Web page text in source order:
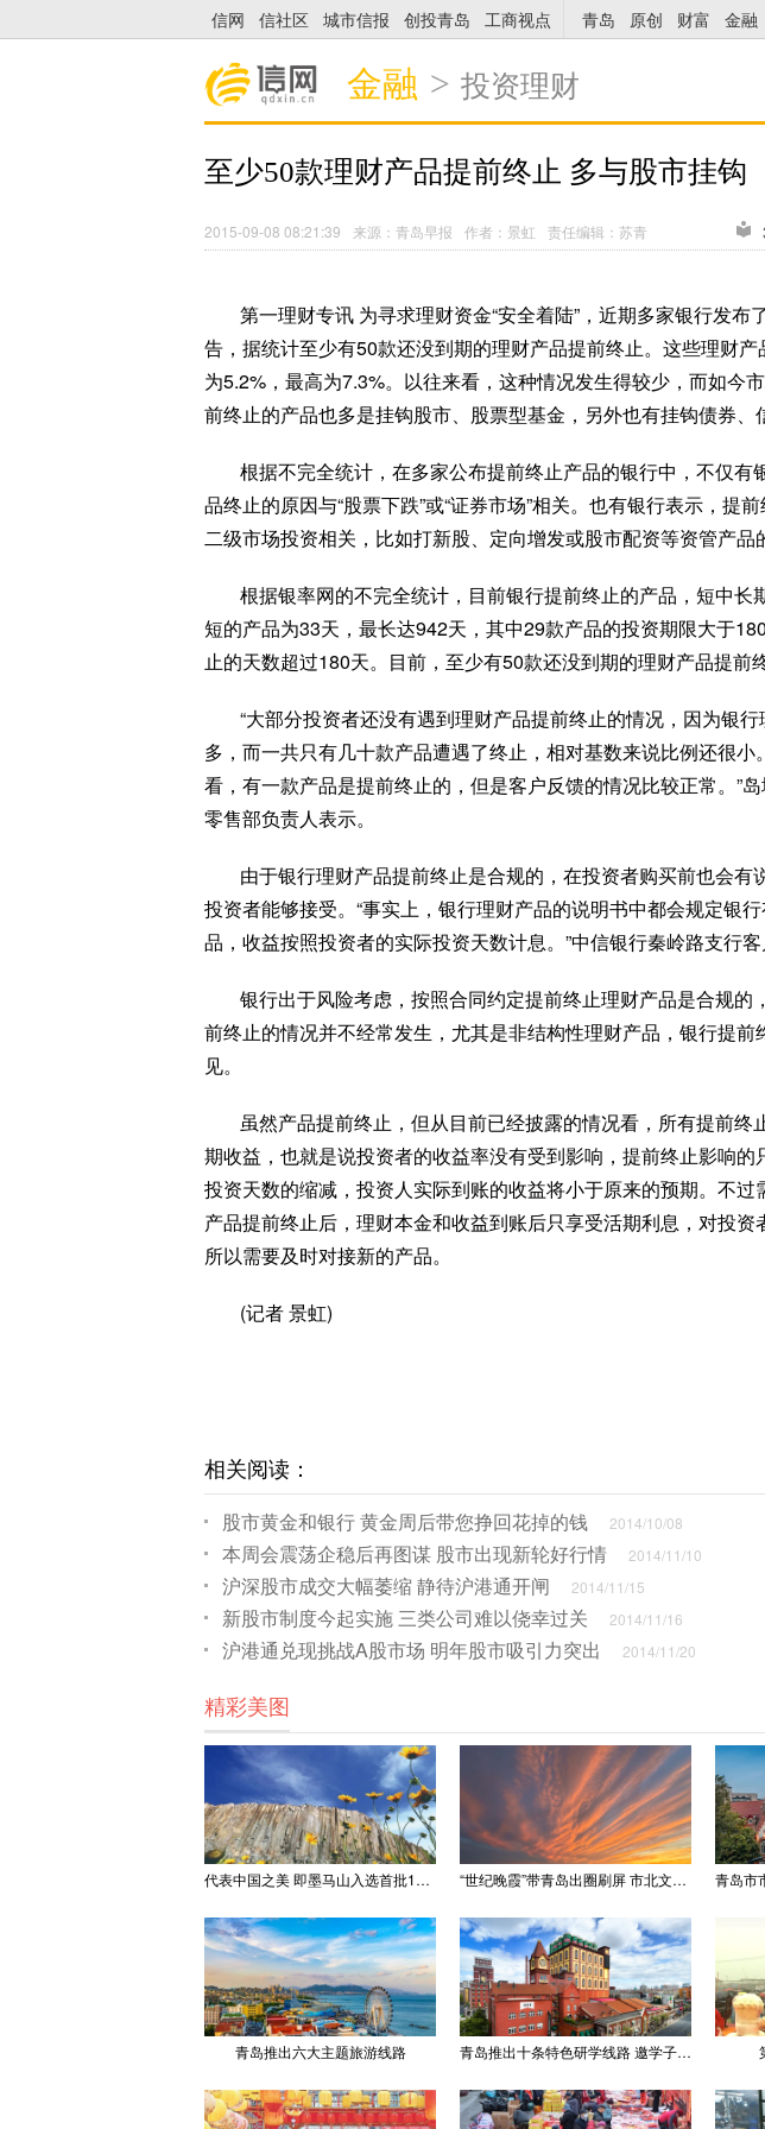
信网 信社区 城市信报 创投青岛 工商视点 青岛 原创 财富 金融
金融 > 投资理财
至少50款理财产品提前终止 多与股市挂钩
2015-09-08 08:21:39 来源：青岛早报 作者：景虹 责任编辑：苏青
第一理财专讯 为寻求理财资金“安全着陆”，近期多家银行发布
告，据统计至少有50款还没到期的理财产品提前终止。这些理财
为5.2%，最高为7.3%。以往来看，这种情况发生得较少，而如今
前终止的产品也多是挂钩股市、股票型基金，另外也有挂钩债券、
根据不完全统计，在多家公布提前终止产品的银行中，不仅有
品终止的原因与“股票下跌”或“证券市场”相关。也有银行表示，提
二级市场投资相关，比如打新股、定向增发或股市配资等资管产品
根据银率网的不完全统计，目前银行提前终止的产品，短中长
短的产品为33天，最长达942天，其中29款产品的投资期限大于
止的天数超过180天。目前，至少有50款还没到期的理财产品提前终
“大部分投资者还没有遇到理财产品提前终止的情况，因为银
多，而一共只有几十款产品遭遇了终止，相对基数来说比例还很小
看，有一款产品是提前终止的，但是客户反馈的情况比较正常。”
零售部负责人表示。
由于银行理财产品提前终止是合规的，在投资者购买前也会有
投资者能够接受。“事实上，银行理财产品的说明书中都会规定银
品，收益按照投资者的实际投资天数计息。”中信银行秦岭路支行客
银行出于风险考虑，按照合同约定提前终止理财产品是合规的
前终止的情况并不经常发生，尤其是非结构性理财产品，银行提前
见。
虽然产品提前终止，但从目前已经披露的情况看，所有提前终
期收益，也就是说投资者的收益率没有受到影响，提前终止影响的
投资天数的缩减，投资人实际到账的收益将小于原来的预期。不过
产品提前终止后，理财本金和收益到账后只享受活期利息，对投资
所以需要及时对接新的产品。
(记者 景虹)
相关阅读：
股市黄金和银行 黄金周后带您挣回花掉的钱 2014/10/08
本周会震荡企稳后再图谋 股市出现新轮好行情 2014/11/10
沪深股市成交大幅萎缩 静待沪港通开闸 2014/11/15
新股市制度今起实施 三类公司难以侥幸过关 2014/11/16
沪港通兑现挑战A股市场 明年股市吸引力突出 2014/11/20
精彩美图
代表中国之美 即墨马山入选首批100处“美丽中国打卡点” “世纪晚霞”带青岛出圈刷屏 市北文旅推出精品线路
青岛推出六大主题旅游线路 青岛推出十条特色研学线路 邀学子逐梦深蓝探知山海